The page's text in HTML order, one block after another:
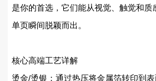
是你的首选，它们能从视觉、触觉和
单页瞬间脱颖而出。
核心高端工艺详解
烫金/烫银‌：通过热压将金属箔转印到